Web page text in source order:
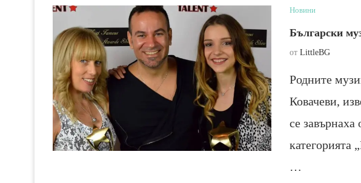
Новини
Български
от LittleBG
Родните
Ковачеви,
се
категорията
…